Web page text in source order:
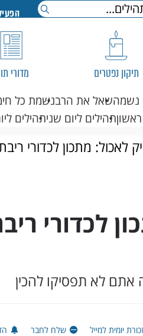
תיקון נפטרים מדורי
נשמהשאל את הרבנשמת כל חי
תהילים ליום שניתהילים
לאכול: מתכון לכדורי
לכדורי
אתם לא תפסיקו להכין
יומית למייל שלח לחבר